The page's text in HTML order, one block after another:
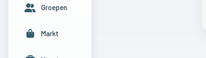
Groepen
Markt